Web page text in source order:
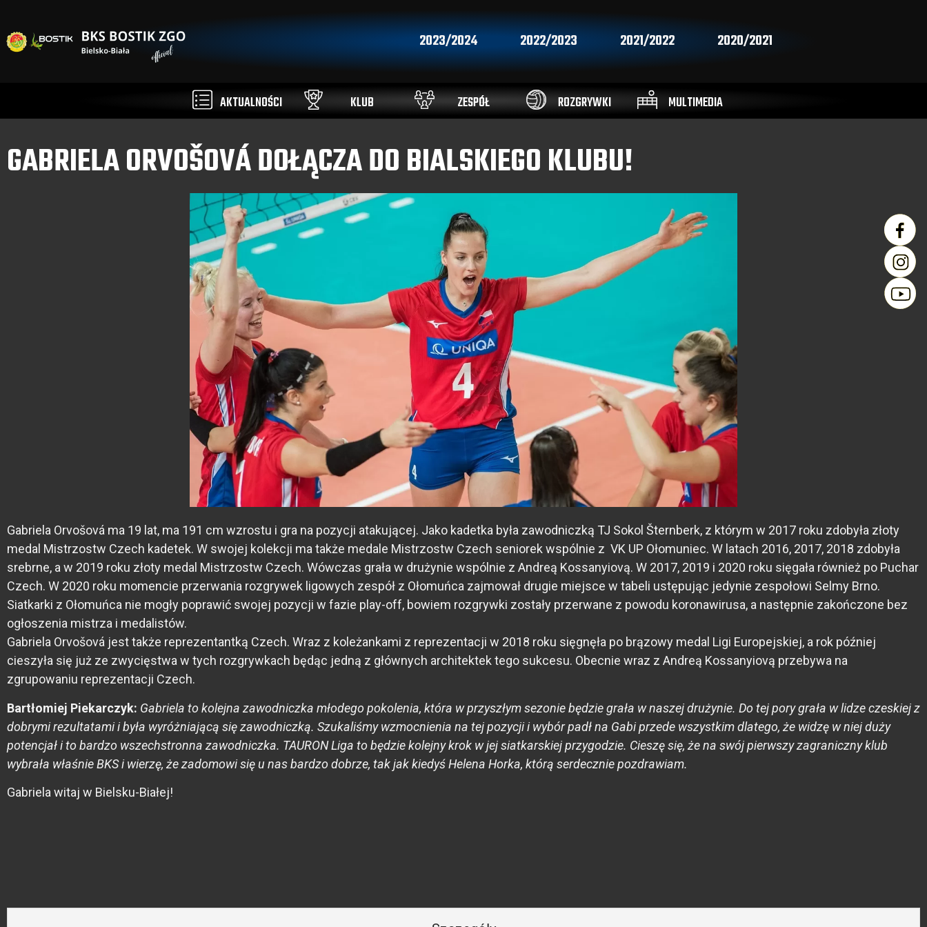
2023/2024 2022/2023 2021/2022 2020/2021
AKTUALNOŚCI KLUB ZESPÓŁ ROZGRYWKI MULTIMEDIA
GABRIELA ORVOŠOVÁ DOŁĄCZA DO BIALSKIEGO KLUBU!
Gabriela Orvošová ma 19 lat, ma 191 cm wzrostu i gra na pozycji atakującej. Jako kadetka była zawodniczką TJ Sokol Šternberk, z którym w 2017 roku zdobyła złoty
medal Mistrzostw Czech kadetek. W swojej kolekcji ma także medale Mistrzostw Czech seniorek wspólnie z VK UP Ołomuniec. W latach 2016, 2017, 2018 zdobyła
srebrne, a w 2019 roku złoty medal Mistrzostw Czech. Wówczas grała w drużynie wspólnie z Andreą Kossanyiovą. W 2017, 2019 i 2020 roku sięgała również po Puchar
Czech. W 2020 roku momencie przerwania rozgrywek ligowych zespół z Ołomuńca zajmował drugie miejsce w tabeli ustępując jedynie zespołowi Selmy Brno.
Siatkarki z Ołomuńca nie mogły poprawić swojej pozycji w fazie play-off, bowiem rozgrywki zostały przerwane z powodu koronawirusa, a następnie zakończone bez
ogłoszenia mistrza i medalistów.
Gabriela Orvošová jest także reprezentantką Czech. Wraz z koleżankami z reprezentacji w 2018 roku sięgnęła po brązowy medal Ligi Europejskiej, a rok później
cieszyła się już ze zwycięstwa w tych rozgrywkach będąc jedną z głównych architektek tego sukcesu. Obecnie wraz z Andreą Kossanyiovą przebywa na
zgrupowaniu reprezentacji Czech.
Bartłomiej Piekarczyk: Gabriela to kolejna zawodniczka młodego pokolenia, która w przyszłym sezonie będzie grała w naszej drużynie. Do tej pory grała w lidze czeskiej z
dobrymi rezultatami i była wyróżniającą się zawodniczką. Szukaliśmy wzmocnienia na tej pozycji i wybór padł na Gabi przede wszystkim dlatego, że widzę w niej duży
potencjał i to bardzo wszechstronna zawodniczka. TAURON Liga to będzie kolejny krok w jej siatkarskiej przygodzie. Cieszę się, że na swój pierwszy zagraniczny klub
wybrała właśnie BKS i wierzę, że zadomowi się u nas bardzo dobrze, tak jak kiedyś Helena Horka, którą serdecznie pozdrawiam.
Gabriela witaj w Bielsku-Białej!